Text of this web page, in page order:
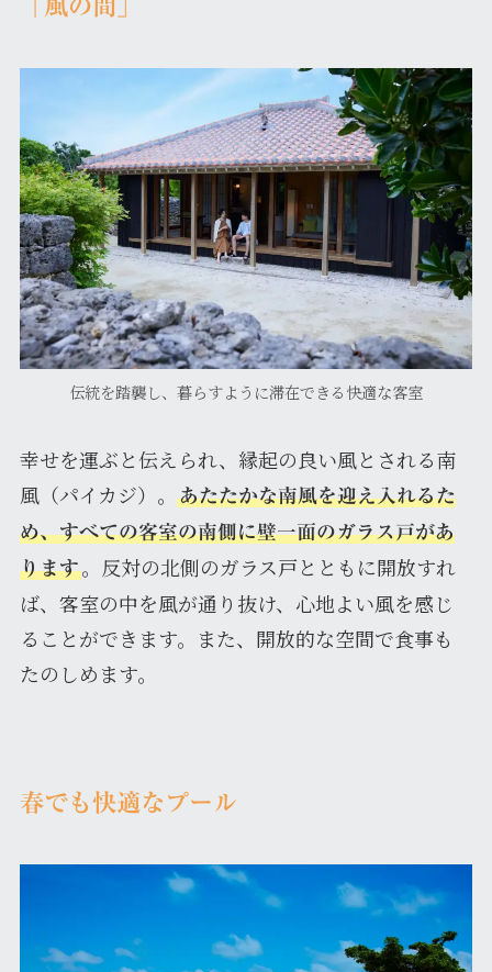
「風の間」
伝統を踏襲し、暮らすように滞在できる快適な客室
幸せを運ぶと伝えられ、縁起の良い風とされる南
風（パイカジ）。
あたたかな南風を迎え入れるた
め、すべての客室の南側に壁一面のガラス戸があ
ります。反対の北側のガラス戸とともに開放すれ
ば、客室の中を風が通り抜け、心地よい風を感じ
ることができます。また、開放的な空間で食事も
たのしめます。
春でも快適なプール